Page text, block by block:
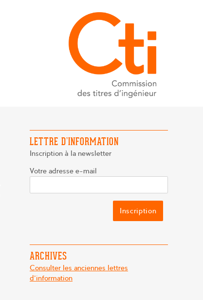
LETTRE D’INFORMATION
Inscription à la newsletter
Votre adresse e-mail
ARCHIVES
Consulter les anciennes lettres
d'information